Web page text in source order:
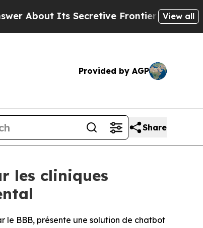
Its Secretive Frontier AI FrameworkThe
View all
Provided by AGP
Share
les cliniques
le BBB, présente une solution de chatbot